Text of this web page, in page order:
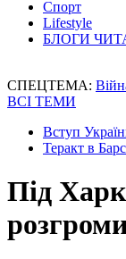
Спорт
Lifestyle
БЛОГИ
СПЕЦТЕМА:
ВСІ ТЕМИ
Вступ
Теракт в
Під